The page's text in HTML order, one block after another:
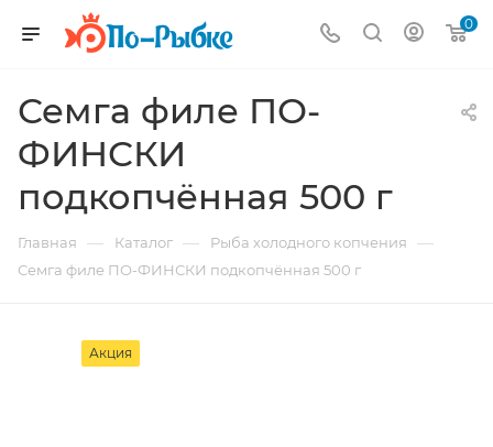
0
Семга филе ПО-
ФИНСКИ
подкопчённая 500 г
Главная — Каталог — Рыба холодного копчения —
Семга филе ПО-ФИНСКИ подкопчённая 500 г
Акция